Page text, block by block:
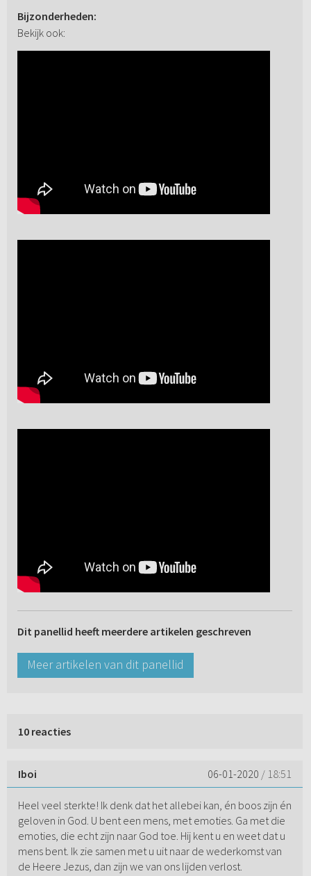
Bijzonderheden:
Bekijk ook:
Dit panellid heeft meerdere artikelen geschreven
Meer artikelen van dit panellid
10 reacties
Iboi 06-01-2020 / 18:51
Heel veel sterkte! Ik denk dat het allebei kan, én boos zijn én
geloven in God. U bent een mens, met emoties. Ga met die
emoties, die echt zijn naar God toe. Hij kent u en weet dat u
mens bent. Ik zie samen met u uit naar de wederkomst van
de Heere Jezus, dan zijn we van ons lijden verlost.